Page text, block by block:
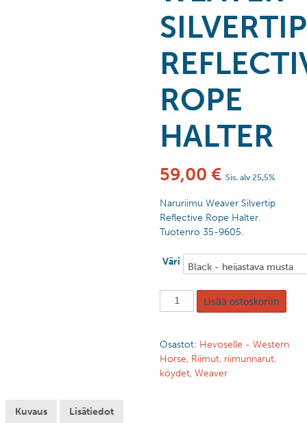
SILVERTIP
ROPE
HALTER
59,00 € Sis. alv 25,5%
Naruriimu Weaver Silvertip
Reflective Rope Halter.
Tuotenro 35-9605.
Väri
Lisää ostoskoriin
Osastot: Hevoselle - Western
Horse, Riimut, riimunnarut,
köydet, Weaver
Kuvaus Lisätiedot